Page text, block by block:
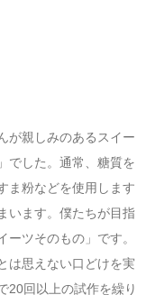
が親しみのあるスイー
でした。通常、糖質を
ま粉などを使用します
います。僕たちが目指
ーツそのもの」です。
は思えない口どけを実
20回以上の試作を繰り